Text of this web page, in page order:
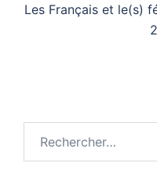
Les Français et le(s)